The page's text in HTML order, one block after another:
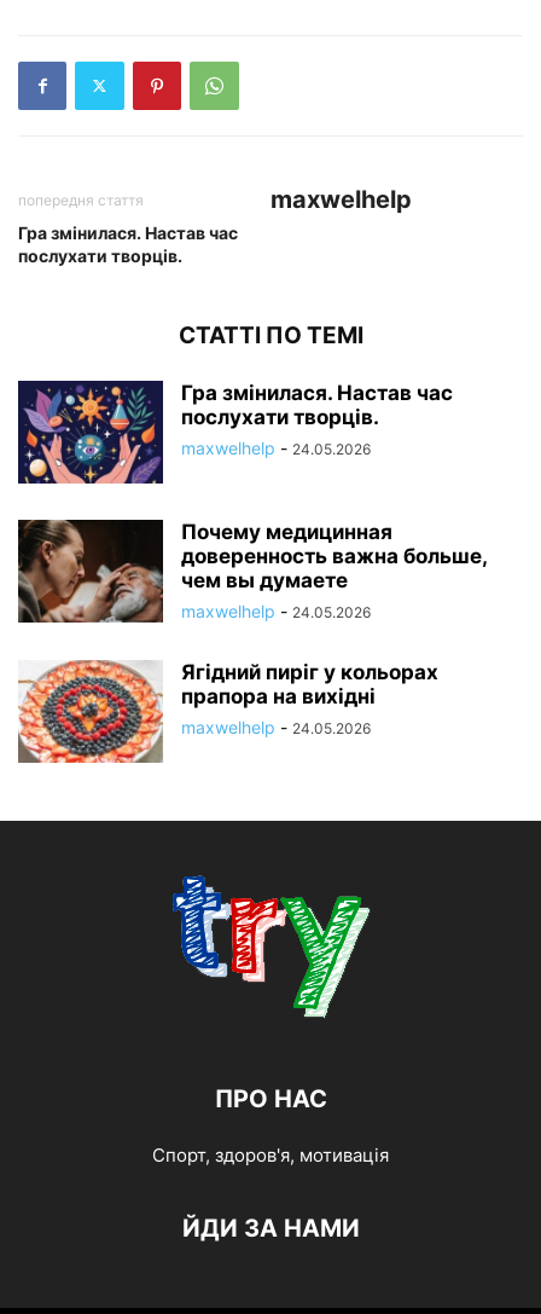
попередня стаття
Гра змінилася. Настав час
послухати творців.
maxwelhelp
СТАТТІ ПО ТЕМІ
Гра змінилася. Настав час
послухати творців.
maxwelhelp - 24.05.2026
Почему медицинная
доверенность важна больше,
чем вы думаете
maxwelhelp - 24.05.2026
Ягідний пиріг у кольорах
прапора на вихідні
maxwelhelp - 24.05.2026
ПРО НАС
Спорт, здоров'я, мотивація
ЙДИ ЗА НАМИ